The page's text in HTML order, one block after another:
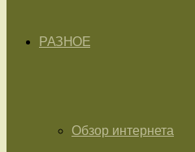
РАЗНОЕ
Обзор интернета